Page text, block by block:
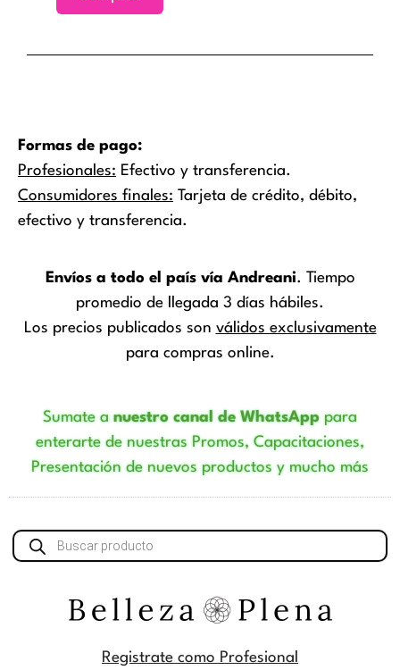
producto
Formas de pago:
Profesionales: Efectivo y transferencia.
Consumidores finales: Tarjeta de crédito, débito,
efectivo y transferencia.
Envíos a todo el país vía Andreani. Tiempo
promedio de llegada 3 días hábiles.
Los precios publicados son válidos exclusivamente
para compras online.
Sumate anuestro canal de WhatsApppara
enterarte de nuestras Promos, Capacitaciones,
Presentación de nuevos productos y mucho más
Búsqueda
de
Registrate como Profesional